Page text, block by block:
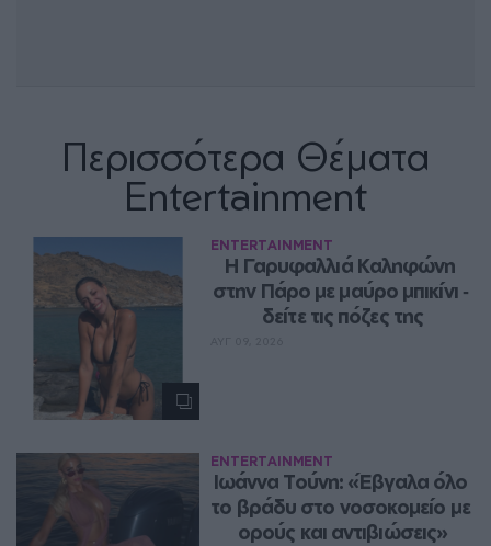
Περισσότερα Θέματα
Entertainment
ENTERTAINMENT
Η Γαρυφαλλιά Καληφώνη
στην Πάρο με μαύρο μπικίνι ‑
δείτε τις πόζες της
ENTERTAINMENT
Ιωάννα Τούνη: «Έβγαλα όλο
το βράδυ στο νοσοκομείο με
ορούς και αντιβιώσεις»